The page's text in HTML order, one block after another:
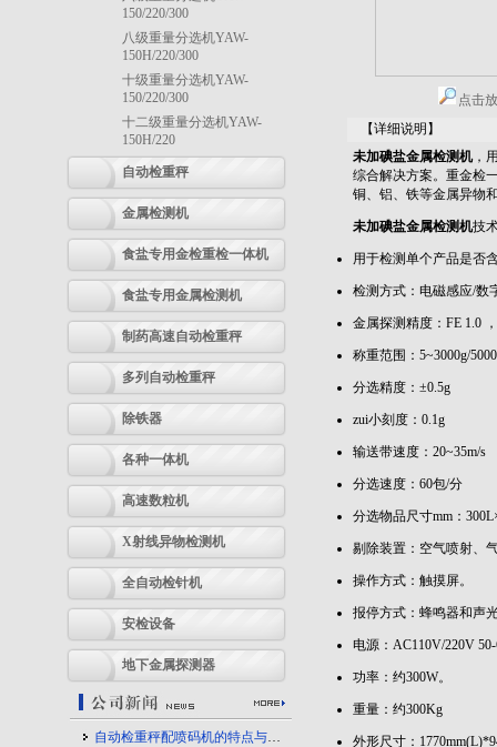
150/220/300
八级重量分选机YAW-
150H/220/300
十级重量分选机YAW-
150/220/300
十二级重量分选机YAW-
150H/220
自动检重秤
金属检测机
食盐专用金检重检一体机
食盐专用金属检测机
制药高速自动检重秤
多列自动检重秤
除铁器
各种一体机
高速数粒机
X射线异物检测机
全自动检针机
安检设备
地下金属探测器
自动检重秤配喷码机的特点与应用
点击
【详细说明】
未加碘盐金属检测机，
综合解决方案。重金检
铜、铝、铁等金属异物
未加碘盐金属检测机技
用于检测单个产品是否
检测方式：电磁感应/数
金属探测精度：FE 1.0
称重范围：5~3000g/
分选精度：±0.5g
zui小刻度：0.1g
输送带速度：20~35m/s
分选速度：60包/分
分选物品尺寸mm：
剔除装置：空气喷射、
操作方式：触摸屏。
报停方式：蜂鸣器和声
电源：AC110V/220V
功率：约300W。
重量：约300Kg
外形尺寸：